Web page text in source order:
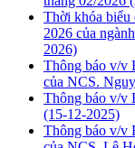
Thời khóa biểu
2026 của
2026)
Thông báo v/v
của NCS.
Thông báo v/v
(15-12-2025)
Thông báo v/v